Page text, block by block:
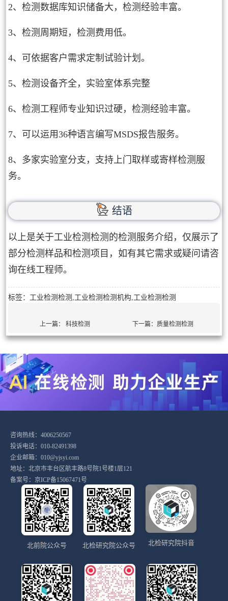
2、检测数据库知识储备大，检测经验丰富。
3、检测周期短，检测费用低。
4、可依据客户需求定制试验计划。
5、检测设备齐全，实验室体系完整
6、检测工程师专业知识过硬，检测经验丰富。
7、可以运用36种语言编写MSDS报告服务。
8、多家实验室分支，支持上门取样或寄样检测服
务。
结语
以上是关于工业检测检测的检测服务介绍，仅展示了
部分检测样品和检测项目，如有其它需求或疑问请咨
询在线工程师。
标签：工业检测检测,工业检测检测机构,工业检测检测
上一篇：科技检测 下一篇： 质量检测检测
咨询热线：4006250567
投诉电话：010-82491398
企业邮箱：010@yjsyi.com
地址：北京市丰台区航丰路8号院1号楼1层121
备案号： 京ICP备15067471号
北前院公众号 北检研究院公众号 北检研究院抖音